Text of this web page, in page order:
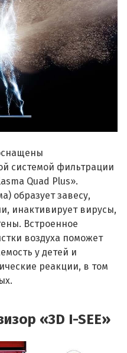
системой фильтрации
Quad Plus».
образует завесу,
инактивирует вирусы,
Встроенное
воздуха поможет
у детей и
реакции, в том
«3D I-SEE»